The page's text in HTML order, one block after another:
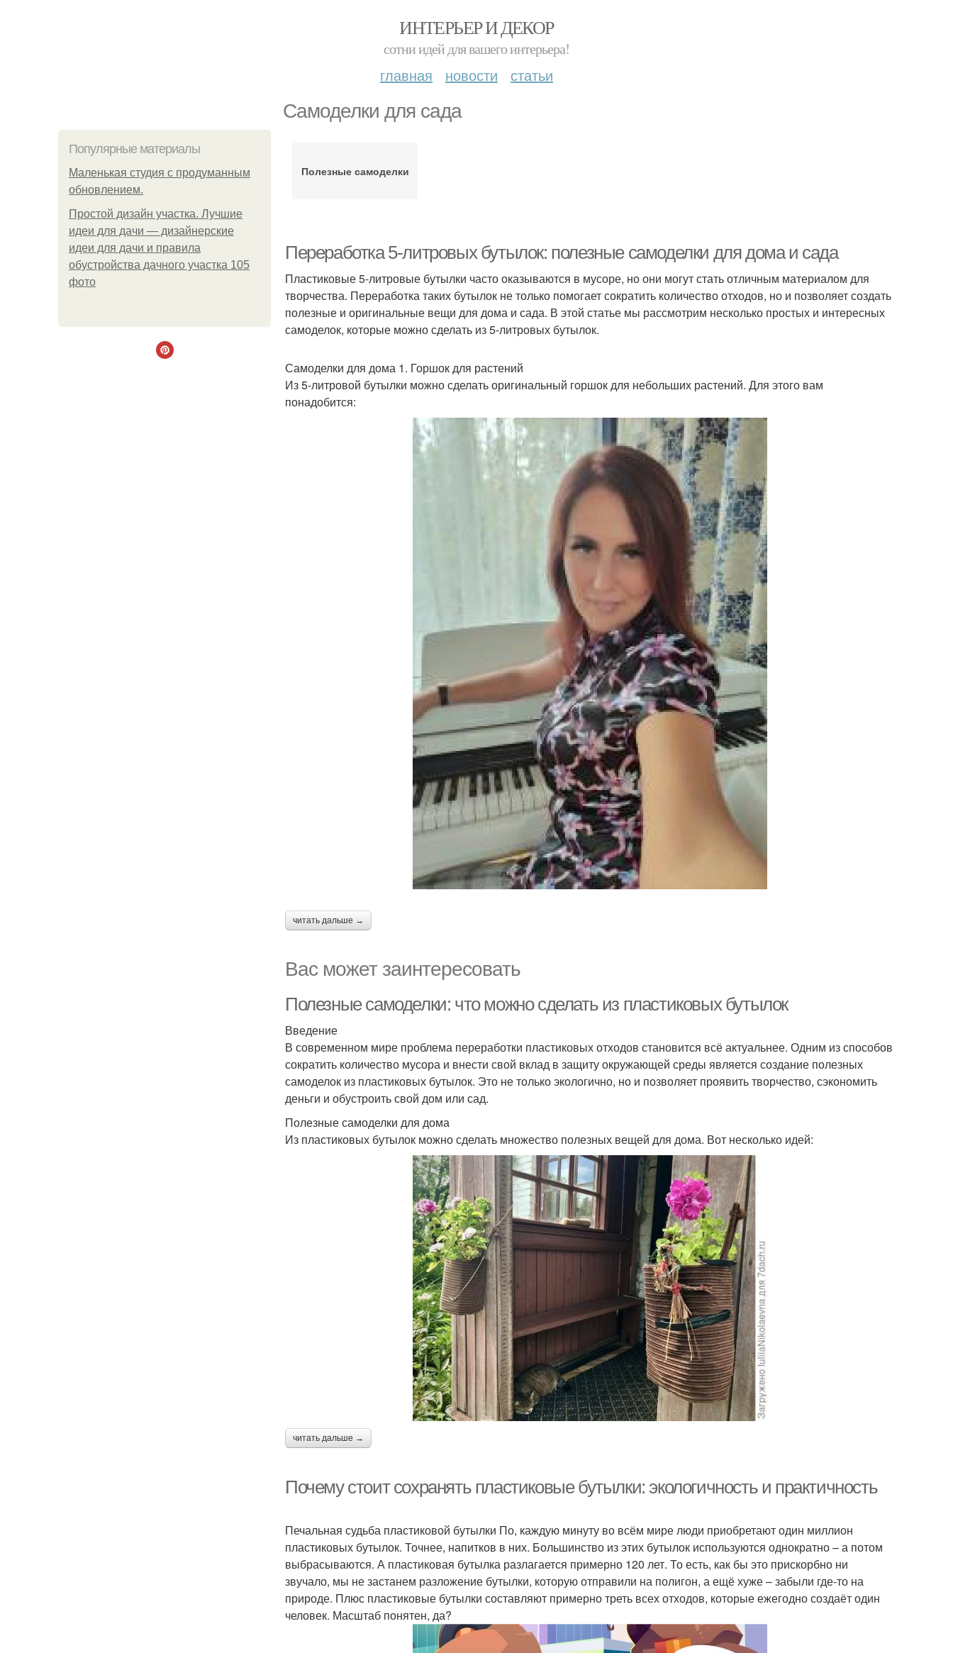
ИНТЕРЬЕР И ДЕКОР
сотни идей для вашего интерьера!
главная новости статьи
Самоделки для сада
Популярные материалы
Маленькая студия с продуманным
обновлением.
Простой дизайн участка. Лучшие
идеи для дачи — дизайнерские
идеи для дачи и правила
обустройства дачного участка 105
фото
Полезные самоделки
Переработка 5-литровых бутылок: полезные самоделки для дома и сада
Пластиковые 5-литровые бутылки часто оказываются в мусоре, но они могут стать отличным материалом для
творчества. Переработка таких бутылок не только помогает сократить количество отходов, но и позволяет создать
полезные и оригинальные вещи для дома и сада. В этой статье мы рассмотрим несколько простых и интересных
самоделок, которые можно сделать из 5-литровых бутылок.
Самоделки для дома 1. Горшок для растений
Из 5-литровой бутылки можно сделать оригинальный горшок для небольших растений. Для этого вам
понадобится:
читать дальше →
Вас может заинтересовать
Полезные самоделки: что можно сделать из пластиковых бутылок
Введение
В современном мире проблема переработки пластиковых отходов становится всё актуальнее. Одним из способов
сократить количество мусора и внести свой вклад в защиту окружающей среды является создание полезных
самоделок из пластиковых бутылок. Это не только экологично, но и позволяет проявить творчество, сэкономить
деньги и обустроить свой дом или сад.
Полезные самоделки для дома
Из пластиковых бутылок можно сделать множество полезных вещей для дома. Вот несколько идей:
читать дальше →
Почему стоит сохранять пластиковые бутылки: экологичность и практичность
Печальная судьба пластиковой бутылки По, каждую минуту во всём мире люди приобретают один миллион
пластиковых бутылок. Точнее, напитков в них. Большинство из этих бутылок используются однократно – а потом
выбрасываются. А пластиковая бутылка разлагается примерно 120 лет. То есть, как бы это прискорбно ни
звучало, мы не застанем разложение бутылки, которую отправили на полигон, а ещё хуже – забыли где-то на
природе. Плюс пластиковые бутылки составляют примерно треть всех отходов, которые ежегодно создаёт один
человек. Масштаб понятен, да?